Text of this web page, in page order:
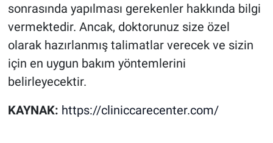
sonrasında yapılması gerekenler hakkında bilgi
vermektedir. Ancak, doktorunuz size özel
olarak hazırlanmış talimatlar verecek ve sizin
için en uygun bakım yöntemlerini
belirleyecektir.
KAYNAK: https://cliniccarecenter.com/